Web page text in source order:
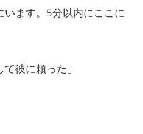
います。5分以内にここに
彼に頼った」